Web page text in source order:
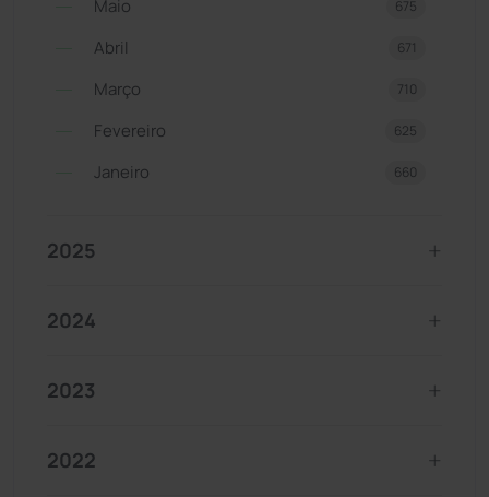
Maio 675
Abril 671
Março 710
Fevereiro 625
Janeiro 660
2025
2024
2023
2022